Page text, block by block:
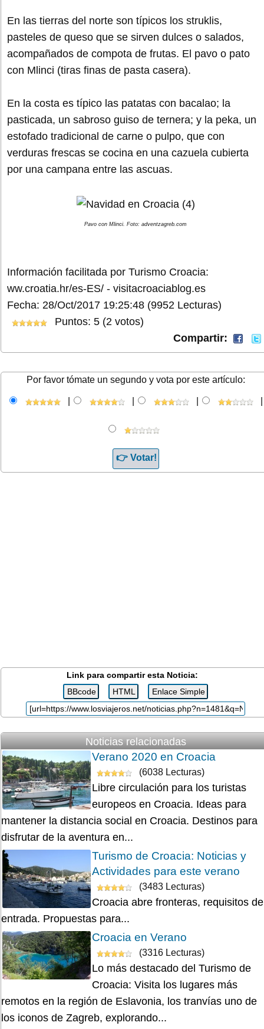
En las tierras del norte son típicos los struklis,
pasteles de queso que se sirven dulces o salados,
acompañados de compota de frutas. El pavo o pato
con Mlinci (tiras finas de pasta casera).
En la costa es típico las patatas con bacalao; la
pasticada, un sabroso guiso de ternera; y la peka, un
estofado tradicional de carne o pulpo, que con
verduras frescas se cocina en una cazuela cubierta
por una campana entre las ascuas.
Pavo con Mlinci. Foto: adventzagreb.com
Información facilitada por Turismo Croacia:
ww.croatia.hr/es-ES/ - visitacroaciablog.es
Fecha: 28/Oct/2017 19:25:48 (9952 Lecturas)
Puntos: 5 (2 votos)
Compartir:
Por favor tómate un segundo y vota por este artículo:
Link para compartir esta Noticia:
Noticias relacionadas
Verano 2020 en Croacia
(6038 Lecturas)
Libre circulación para los turistas
europeos en Croacia. Ideas para
mantener la distancia social en Croacia. Destinos para
disfrutar de la aventura en...
Turismo de Croacia: Noticias y
Actividades para este verano
(3483 Lecturas)
Croacia abre fronteras, requisitos de
entrada. Propuestas para...
Croacia en Verano
(3316 Lecturas)
Lo más destacado del Turismo de
Croacia: Visita los lugares más
remotos en la región de Eslavonia, los tranvías uno de
los iconos de Zagreb, explorando...